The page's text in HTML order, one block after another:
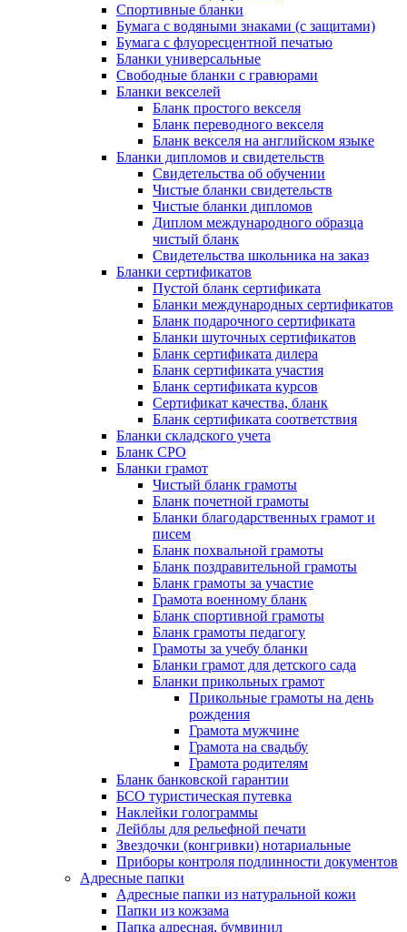
Спортивные бланки
Бумага с водяными знаками (с защитами)
Бумага с флуоресцентной печатью
Бланки универсальные
Свободные бланки с гравюрами
Бланки векселей
Бланк простого векселя
Бланк переводного векселя
Бланк векселя на английском языке
Бланки дипломов и свидетельств
Свидетельства об обучении
Чистые бланки свидетельств
Чистые бланки дипломов
Диплом международного образца
чистый бланк
Свидетельства школьника на заказ
Бланки сертификатов
Пустой бланк сертификата
Бланки международных сертификатов
Бланк подарочного сертификата
Бланки шуточных сертификатов
Бланк сертификата дилера
Бланк сертификата участия
Бланк сертификата курсов
Сертификат качества, бланк
Бланк сертификата соответствия
Бланки складского учета
Бланк СРО
Бланки грамот
Чистый бланк грамоты
Бланк почетной грамоты
Бланки благодарственных грамот и
писем
Бланк похвальной грамоты
Бланк поздравительной грамоты
Бланк грамоты за участие
Грамота военному бланк
Бланк спортивной грамоты
Бланк грамоты педагогу
Грамоты за учебу бланки
Бланки грамот для детского сада
Бланки прикольных грамот
Прикольные грамоты на день
рождения
Грамота мужчине
Грамота на свадьбу
Грамота родителям
Бланк банковской гарантии
БСО туристическая путевка
Наклейки голограммы
Лейблы для рельефной печати
Звездочки (конгривки) нотариальные
Приборы контроля подлинности документов
Адресные папки
Адресные папки из натуральной кожи
Папки из кожзама
Папка адресная, бумвинил